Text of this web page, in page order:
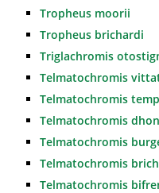
Tropheus moorii
Tropheus brichardi
Triglachromis
Telmatochromis
Telmatochromis
Telmatochromis
Telmatochromis
Telmatochromis
Telmatochromis